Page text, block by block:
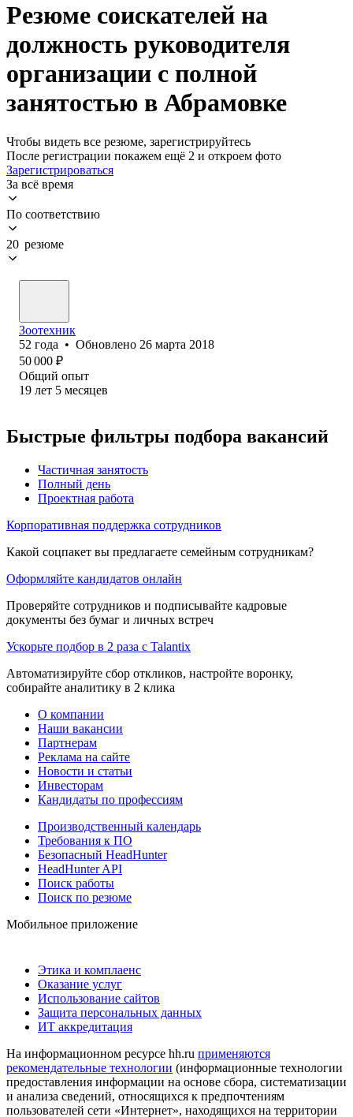
Резюме соискателей на
должность руководителя
организации с полной
занятостью в Абрамовке
Чтобы видеть все резюме, зарегистрируйтесь
После регистрации покажем ещё 2 и откроем фото
Зарегистрироваться
За всё время
По соответствию
20 резюме
Зоотехник
52 года • Обновлено 26 марта 2018
50 000 ₽
Общий опыт
19 лет 5 месяцев
Быстрые фильтры подбора вакансий
Частичная занятость
Полный день
Проектная работа
Корпоративная поддержка сотрудников
Какой соцпакет вы предлагаете семейным сотрудникам?
Оформляйте кандидатов онлайн
Проверяйте сотрудников и подписывайте кадровые
документы без бумаг и личных встреч
Ускорьте подбор в 2 раза с Talantix
Автоматизируйте сбор откликов, настройте воронку,
собирайте аналитику в 2 клика
О компании
Наши вакансии
Партнерам
Реклама на сайте
Новости и статьи
Инвесторам
Кандидаты по профессиям
Производственный календарь
Требования к ПО
Безопасный HeadHunter
HeadHunter API
Поиск работы
Поиск по резюме
Мобильное приложение
Этика и комплаенс
Оказание услуг
Использование сайтов
Защита персональных данных
ИТ аккредитация
На информационном ресурсе hh.ru применяются
рекомендательные технологии (информационные технологии
предоставления информации на основе сбора, систематизации
и анализа сведений, относящихся к предпочтениям
пользователей сети «Интернет», находящихся на территории